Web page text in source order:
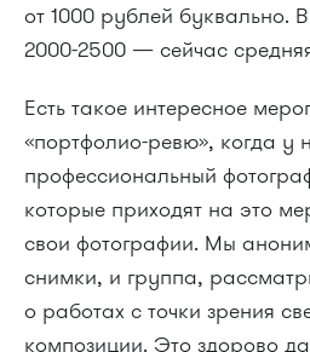
от 1000 рублей буквально.
2000-2500 — сейчас
Есть такое интересное
«портфолио-ревю», когда у
профессиональный
которые приходят на это
свои фотографии. Мы
снимки, и группа,
о работах с точки зрения
композиции. Это здорово